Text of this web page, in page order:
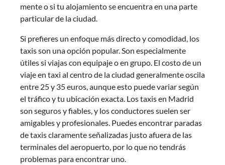
mente o si tu alojamiento se encuentra en una parte
particular de la ciudad.
Si prefieres un enfoque más directo y comodidad, los
taxis son una opción popular. Son especialmente
útiles si viajas con equipaje o en grupo. El costo de un
viaje en taxi al centro de la ciudad generalmente oscila
entre 25 y 35 euros, aunque esto puede variar según
el tráfico y tu ubicación exacta. Los taxis en Madrid
son seguros y fiables, y los conductores suelen ser
amigables y profesionales. Puedes encontrar paradas
de taxis claramente señalizadas justo afuera de las
terminales del aeropuerto, por lo que no tendrás
problemas para encontrar uno.